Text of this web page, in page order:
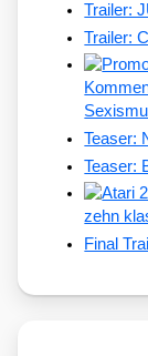
Trailer:
Trailer:
Teaser:
Teaser:
zehn
Final